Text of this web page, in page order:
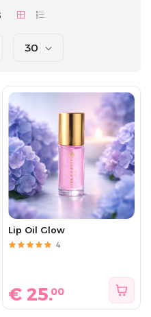
30
Lip Oil Glow
4
€ 25.00